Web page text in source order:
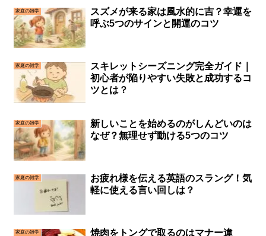
家庭の雑学
スズメが来る家は風水的に吉？幸運を
呼ぶ5つのサインと開運のコツ
家庭の雑学
スキレットシーズニング完全ガイド｜
初心者が陥りやすい失敗と成功するコ
ツとは？
家庭の雑学
新しいことを始めるのがしんどいのは
なぜ？無理せず動ける5つのコツ
家庭の雑学
お疲れ様を伝える英語のスラング！気
軽に使える言い回しは？
家庭の雑学
焼肉をトングで取るのはマナー違